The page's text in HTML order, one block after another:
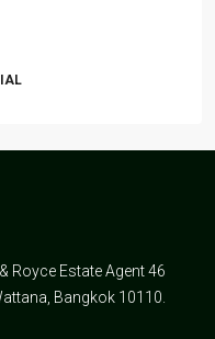
Royce Estate Agent 46
Bangkok 10110.